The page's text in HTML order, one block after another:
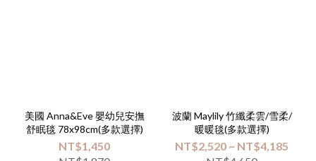
美國 Anna&Eve 嬰幼兒安撫
舒眠毯 78x98cm(多款選擇)
NT$1,450
波蘭 Maylily 竹纖柔雲/雪柔/
暖暖毯(多款選擇)
NT$2,520 ~ NT$4,185